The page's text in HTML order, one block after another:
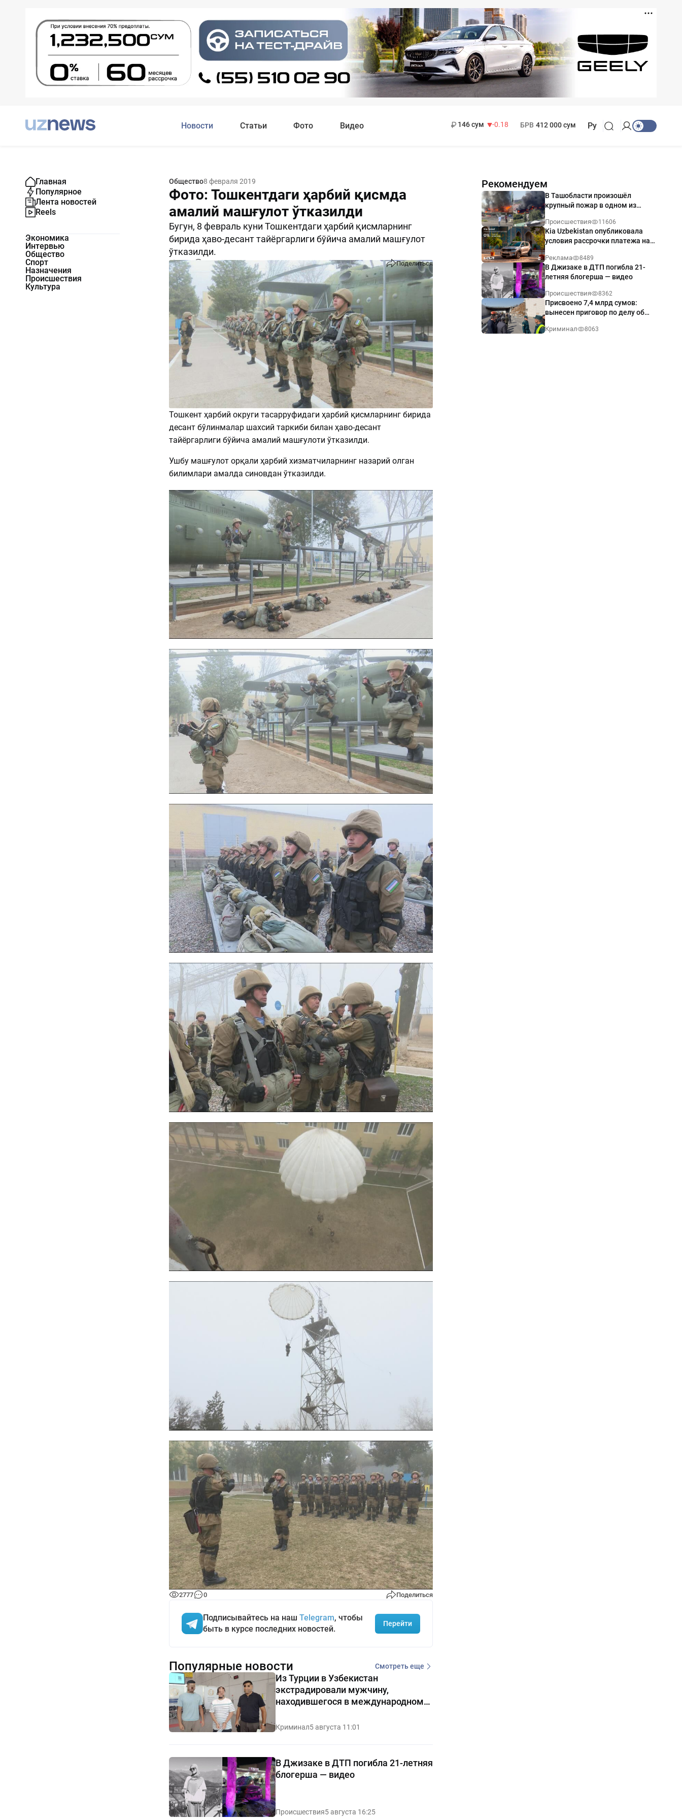
Новости Статьи Фото Видео
146 сум
-0.18
БРВ 412 000 сум Ру
Главная
Популярное
Лента новостей
Reels
Экономика
Интервью
Общество
Спорт
Назначения
Происшествия
Культура
Общество8 февраля 2019
Фото: Тошкентдаги ҳарбий қисмда
амалий машғулот ўтказилди
Бугун, 8 февраль куни Тошкентдаги ҳарбий қисмларнинг
бирида ҳаво-десант тайёргарлиги бўйича амалий машғулот
ўтказилди.
2777 Поделиться
Тошкент ҳарбий округи тасарруфидаги ҳарбий қисмларнинг бирида
десант бўлинмалар шахсий таркиби билан ҳаво-десант
тайёргарлиги бўйича амалий машғулоти ўтказилди.
Ушбу машғулот орқали ҳарбий хизматчиларнинг назарий олган
билимлари амалда синовдан ўтказилди.
2777 0 Поделиться
Подписывайтесь на наш Telegram, чтобы
быть в курсе последних новостей.
Перейти
Рекомендуем
В Ташобласти произошёл
крупный пожар в одном из
Происшествия 11606
Kia Uzbekistan опубликовала
условия рассрочки платежа на
годовых
Реклама 8489
В Джизаке в ДТП погибла 21-
летняя блогерша — видео
Происшествия 8362
Присвоено 7,4 млрд сумов:
вынесен приговор по делу об
Ташкенте
Криминал 8063
Популярные новости Смотреть еще
Из Турции в Узбекистан
экстрадировали мужчину,
находившегося в международном
Криминал5 августа 11:01
В Джизаке в ДТП погибла 21-летняя
блогерша — видео
Происшествия5 августа 16:25